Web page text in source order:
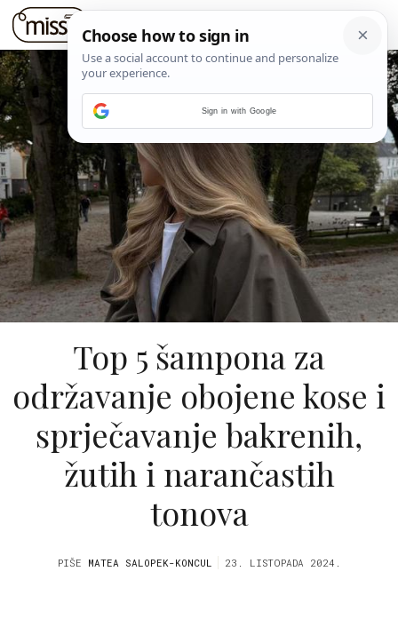
Top 5 šampona za
održavanje obojene kose i
sprječavanje bakrenih,
žutih i narančastih
tonova
PIŠE MATEA SALOPEK-KONCUL 23. LISTOPADA 2024.
Sign in with Google